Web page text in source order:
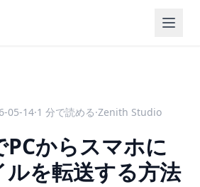
05-14·1 分で読める·Zenith Studio
からスマホに
を転送する方法